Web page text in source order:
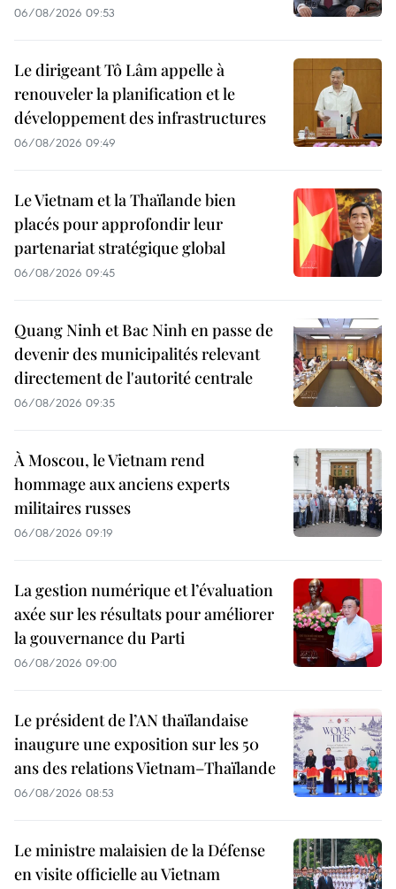
06/08/2026 09:53
Le dirigeant Tô Lâm appelle à
renouveler la planification et le
développement des infrastructures
06/08/2026 09:49
Le Vietnam et la Thaïlande bien
placés pour approfondir leur
partenariat stratégique global
06/08/2026 09:45
Quang Ninh et Bac Ninh en passe de
devenir des municipalités relevant
directement de l'autorité centrale
06/08/2026 09:35
À Moscou, le Vietnam rend
hommage aux anciens experts
militaires russes
06/08/2026 09:19
La gestion numérique et l’évaluation
axée sur les résultats pour améliorer
la gouvernance du Parti
06/08/2026 09:00
Le président de l’AN thaïlandaise
inaugure une exposition sur les 50
ans des relations Vietnam–Thaïlande
06/08/2026 08:53
Le ministre malaisien de la Défense
en visite officielle au Vietnam